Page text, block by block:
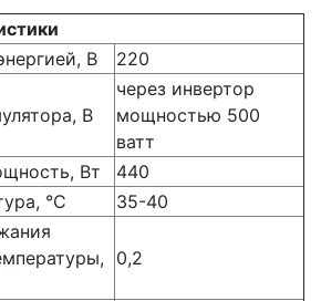
В
220
В
через инвертор
мощностью 500
ватт
Вт
440
°C
35-40
0,2